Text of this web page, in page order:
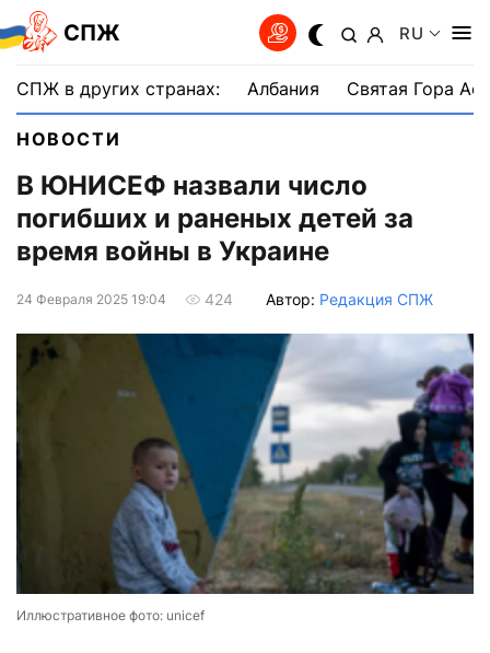
СПЖ RU
СПЖ в других странах: Албания Святая Гора
НОВОСТИ
В ЮНИСЕФ назвали число
погибших и раненых детей за
время войны в Украине
24 Февраля 2025 19:04 424 Автор: Редакция СПЖ
Иллюстративное фото: unicef